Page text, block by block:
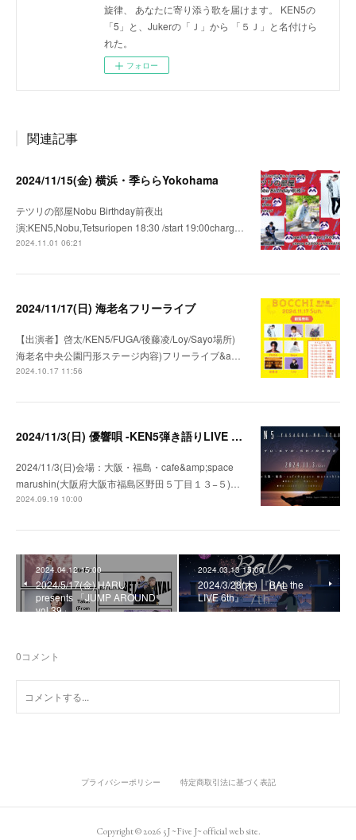
旋律、 あなたに寄り添う歌を届けます。 KEN5の
「5」と、Jukerの「Ｊ」から 「５Ｊ」と名付けら
れた。
フォロー
関連記事
2024/11/15(金) 横浜・季ららYokohama
テツリの部屋Nobu Birthday前夜出
演:KEN5,Nobu,Tetsuriopen 18:30 /start 19:00charg…
2024.11.01 06:21
2024/11/17(日) 海老名フリーライブ
【出演者】啓太/KEN5/FUGA/後藤凌/Loy/Sayo場所)
海老名中央公園円形ステージ内容)フリーライブ&a…
2024.10.17 11:56
2024/11/3(日) 優響唄 -KEN5弾き語りLIVE in 大阪-
2024/11/3(日)会場：大阪・福島・cafe&amp;space
marushin(大阪府大阪市福島区野田５丁目１３−５)…
2024.09.19 10:00
2024.04.12 15:00
2024/5/17(金) HARU
presents 「JUMP AROUND
vol.39」
2024.03.13 15:00
2024/3/28(木) 『BAL the
LIVE 6th』
0コメント
プライバシーポリシー 特定商取引法に基づく表記
Copyright ©2026 5J ~Five J~ official web site.